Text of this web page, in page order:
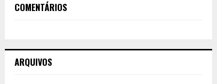
COMENTÁRIOS
ARQUIVOS